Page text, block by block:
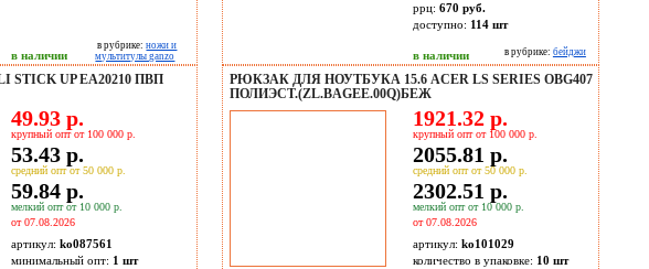
в наличии
в рубрике:ножи и
мультитулы ganzo
ррц: 670 руб.
доступно: 114 шт
в наличии в рубрике: бейджи
UP EA20210 ПВП
49.93 р.
крупный опт от 100 000 р.
53.43 р.
средний опт от 50 000 р.
59.84 р.
мелкий опт от 10 000 р.
от 07.08.2026
артикул:ko087561
минимальный опт: 1 шт
РЮКЗАК ДЛЯ НОУТБУКА 15.6 ACER LS SERIES OBG407
ПОЛИЭСТ.(ZL.BAGEE.00Q)БЕЖ
1921.32 р.
крупный опт от 100 000 р.
2055.81 р.
средний опт от 50 000 р.
2302.51 р.
мелкий опт от 10 000 р.
от 07.08.2026
артикул: ko101029
количество в упаковке: 10 шт